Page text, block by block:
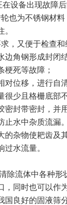
设备出现故障
也为不锈钢材
。
，又便于检查和
边角钢形成封闭
梗死等故障；
对位移，进行自
少且格栅底部
密封带密封，并
止水中杂质流漏。
的杂物使耙齿及
水流量。
流体中各种形
同时也可以作
国良好的固液筛